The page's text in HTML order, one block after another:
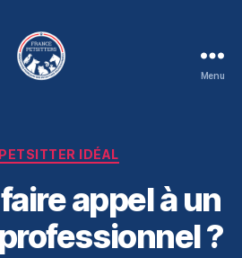
Menu
Catégories
IDÉAL
appel à un
?